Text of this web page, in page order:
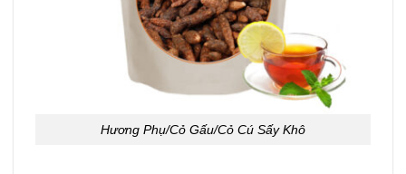
Hương Phụ/Cỏ Gấu/Cỏ Cú Sấy Khô